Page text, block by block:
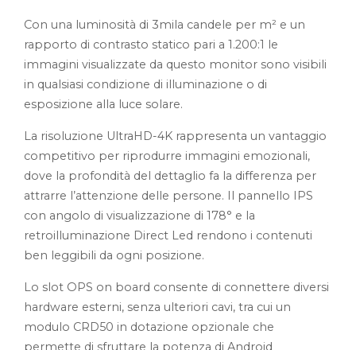
Con una luminosità di 3mila candele per m² e un
rapporto di contrasto statico pari a 1.200:1 le
immagini visualizzate da questo monitor sono visibili
in qualsiasi condizione di illuminazione o di
esposizione alla luce solare.
La risoluzione UltraHD-4K rappresenta un vantaggio
competitivo per riprodurre immagini emozionali,
dove la profondità del dettaglio fa la differenza per
attrarre l’attenzione delle persone. Il pannello IPS
con angolo di visualizzazione di 178° e la
retroilluminazione Direct Led rendono i contenuti
ben leggibili da ogni posizione.
Lo slot OPS on board consente di connettere diversi
hardware esterni, senza ulteriori cavi, tra cui un
modulo CRD50 in dotazione opzionale che
permette di sfruttare la potenza di Android